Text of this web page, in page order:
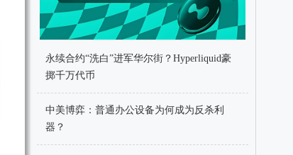
永续合约“洗白”进军华尔街？Hyperliquid豪
掷千万代币
中美博弈：普通办公设备为何成为反杀利
器？